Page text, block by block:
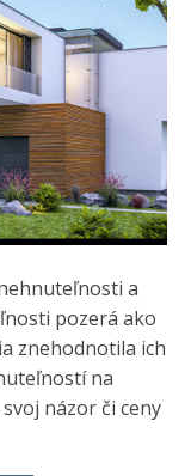
a
pozerá ako
znehodnotila ich
na
názor či ceny